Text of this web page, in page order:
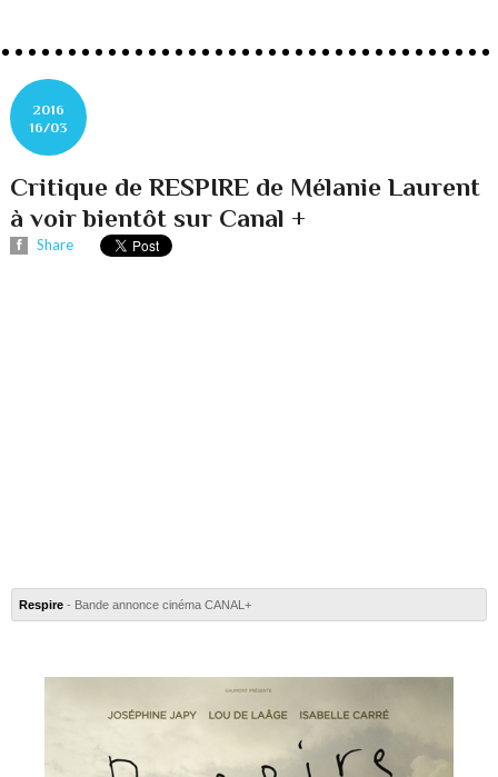
2016
16/03
Critique de RESPIRE de Mélanie Laurent
à voir bientôt sur Canal +
Share
Respire - Bande annonce cinéma CANAL+